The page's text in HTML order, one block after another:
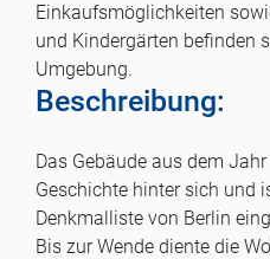
Einkaufsmöglichkeiten
und Kindergärten befinden
Umgebung.
Beschreibung:
Das Gebäude aus dem
Geschichte hinter sich und
Denkmalliste von Berlin
Bis zur Wende diente die